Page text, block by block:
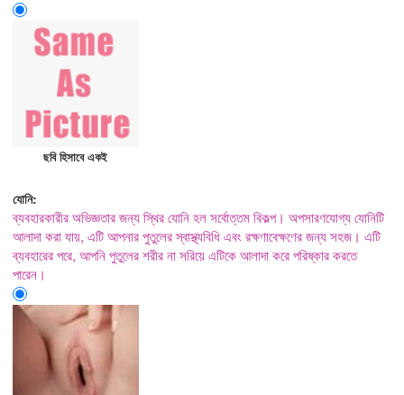
ছবি হিসাবে একই
যোনি:
ব্যবহারকারীর অভিজ্ঞতার জন্য স্থির যোনি হল সর্বোত্তম বিকল্প। অপসারণযোগ্য যোনিটি
আলাদা করা যায়, এটি আপনার পুতুলের স্বাস্থ্যবিধি এবং রক্ষণাবেক্ষণের জন্য সহজ। এটি
ব্যবহারের পরে, আপনি পুতুলের শরীর না সরিয়ে এটিকে আলাদা করে পরিষ্কার করতে
পারেন।